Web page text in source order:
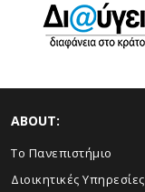
ABOUT:
Το Πανεπιστήμιο
Διοικητικές Υπηρεσίες